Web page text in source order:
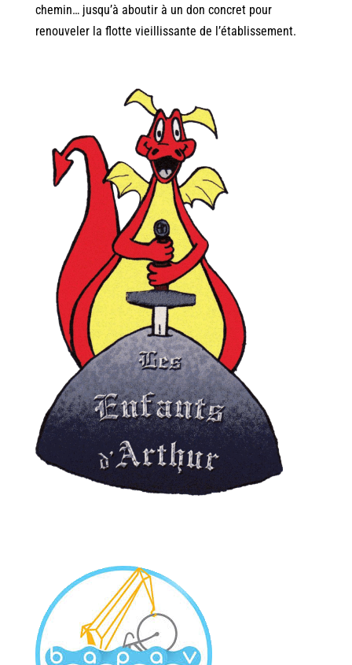
chemin… jusqu’à aboutir à un don concret pour
renouveler la flotte vieillissante de l’établissement.